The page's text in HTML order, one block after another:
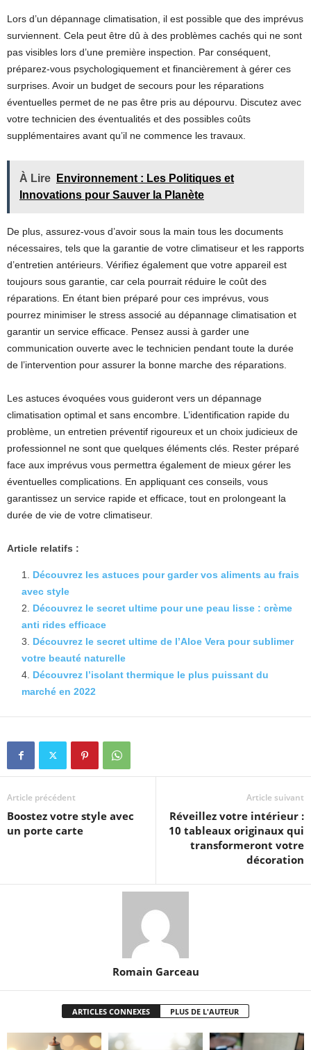
Lors d’un dépannage climatisation, il est possible que des imprévus
surviennent. Cela peut être dû à des problèmes cachés qui ne sont
pas visibles lors d’une première inspection. Par conséquent,
préparez-vous psychologiquement et financièrement à gérer ces
surprises. Avoir un budget de secours pour les réparations
éventuelles permet de ne pas être pris au dépourvu. Discutez avec
votre technicien des éventualités et des possibles coûts
supplémentaires avant qu’il ne commence les travaux.
À Lire
Environnement : Les Politiques et
Innovations pour Sauver la Planète
De plus, assurez-vous d’avoir sous la main tous les documents
nécessaires, tels que la garantie de votre climatiseur et les rapports
d’entretien antérieurs. Vérifiez également que votre appareil est
toujours sous garantie, car cela pourrait réduire le coût des
réparations. En étant bien préparé pour ces imprévus, vous
pourrez minimiser le stress associé au dépannage climatisation et
garantir un service efficace. Pensez aussi à garder une
communication ouverte avec le technicien pendant toute la durée
de l’intervention pour assurer la bonne marche des réparations.
Les astuces évoquées vous guideront vers un dépannage
climatisation optimal et sans encombre. L’identification rapide du
problème, un entretien préventif rigoureux et un choix judicieux de
professionnel ne sont que quelques éléments clés. Rester préparé
face aux imprévus vous permettra également de mieux gérer les
éventuelles complications. En appliquant ces conseils, vous
garantissez un service rapide et efficace, tout en prolongeant la
durée de vie de votre climatiseur.
Article relatifs :
Découvrez les astuces pour garder vos aliments au frais
avec style
Découvrez le secret ultime pour une peau lisse : crème
anti rides efficace
Découvrez le secret ultime de l’Aloe Vera pour sublimer
votre beauté naturelle
Découvrez l’isolant thermique le plus puissant du
marché en 2022
Article précédent
Boostez votre style avec
un porte carte
Article suivant
Réveillez votre intérieur :
10 tableaux originaux qui
transformeront votre
décoration
Romain Garceau
ARTICLES CONNEXES PLUS DE L'AUTEUR